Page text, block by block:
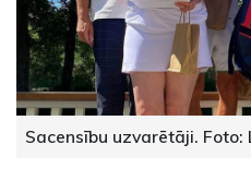
Sacensību uzvarētāji. Foto: